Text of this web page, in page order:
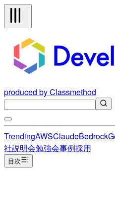
produced by Classmethod
TrendingAWSClaudeBedrock
社説明会勉強会事例採用
目次